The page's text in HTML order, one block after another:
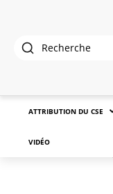
ATTRIBUTION DU CSE
VIDÉO